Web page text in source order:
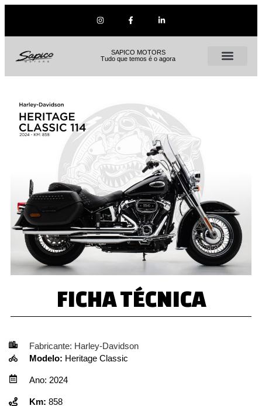
SAPICO MOTORS
Tudo que temos é o agora
FICHA TÉCNICA
Fabricante: Harley-Davidson
Modelo: Heritage Classic
Ano: 2024
Km: 858